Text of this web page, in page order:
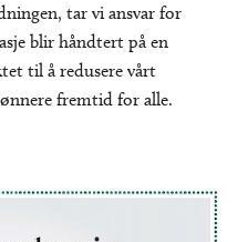
tar vi ansvar for
blir håndtert på en
til å redusere vårt
fremtid for alle.